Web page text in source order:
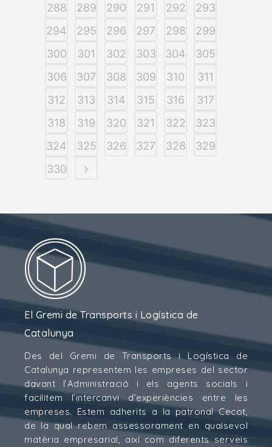
288
289 290 291 292
293
294
295 296 297 298
299
300
301 302 303 304
305
306
307 308 309 310
311
312
313 314 315 316
317
318
319 320 321 322
323
324
325 326 327 328
329
330
El Gremi de Transports i Logística de
Catalunya
Des del Gremi de Transports i Logística de
Catalunya representem les empreses del sector
davant l’Administració i els agents socials i
facilitem l’intercanvi d’experiències entre les
empreses. Estem adherits a la patronal Cecot,
de la qual rebem assessorament en qualsevol
matèria empresarial, així com diferents serveis